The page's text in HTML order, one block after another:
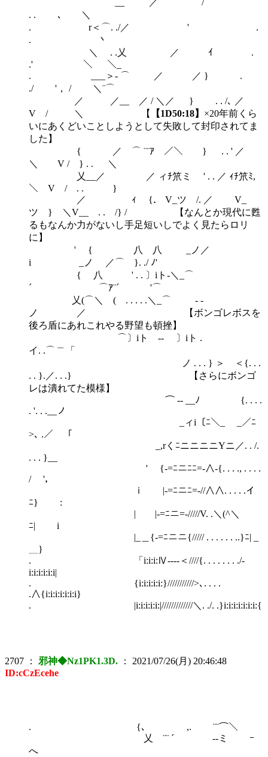
. . ､ ＼
. r＜⌒. ./／ ' .
. 丶
＼ . .乂 ／ ｲ .
.' ＼ ＼_
. ___＞- ⌒ ／ ／ } .
./ '， / ＼¨⌒
／ ／__ ／ / ＼／ } . . /､ ／
V / ＼ 【
【1D50:18】 ×20年前くら
いにあくどいことしようとして失敗して封印されてま
した】
{ ／ ⌒ ¨¨ｱ ／＼ } . . ' ／
＼ V / } . . ＼
乂__／ ／ ィﾁ笊ミ ' . . ／ ｨﾁ笊ﾐ,
＼ V / . . }
／ ｨ {． V_ツ /. ／ V_
ツ } ＼V__ . . /} / 【なんとか現代に甦
るもなんか力がないし手足短いしでよく見たらロリ
に】
' { 八 八 _ノ／
i _ノ ／⌒ }. ./ ﾉ'
{ 八 ' . . 〕iト-＼_⌒
´ ⌒ｱ¨´ '⌒
乂(⌒＼ ( . . . . .＼_⌒ - -
ノ ／ 【ボンゴレボスを
後ろ盾にあれこれやる野望も頓挫】
⌒〕iト -- 〕iト .
イ. .⌒ ¨¨ 「
ノ . . . } ＞ ＜{. . .
. . }.／. . .} 【さらにボンゴ
レは潰れてた模様】
⌒ -- __ﾉ {. . . .
. '. . .__ノ
_ィi〔ﾆ＼_ _／ﾆ
>､ .／ 「
_,rくﾆニニニニYニ／. . /.
. . . }__
' {-=ﾆニﾆﾆ=-∧-{. . . ., . . . .
/ '，
ｉ |-=ﾆニﾆ=-//∧∧. . . . .イ
ﾆ} :
| |-=ﾆニ=-/////V. .＼(^＼
ﾆ| i
|_＿{-=ﾆニニ{///// . . . . . . ..}ﾆ| _
＿}
. 「i:i:i:Ⅳ----＜////{. . . . . . . ./-
i:i:i:i:i:i|
. {i:i:i:i:i:}///////////>､. . . .
.∧{i:i:i:i:i:i:i}
. |i:i:i:i:i:|/////////////＼. ./. .}i:i:i:i:i:i:i:{
2707 ： 邪神◆Nz1PK1.3D. ： 2021/07/26(月) 20:46:48
ID:cCzEcehe
. {､ ,. ¨¨⌒＼
乂 ¨¨ ´ --ミ ｰ
へ